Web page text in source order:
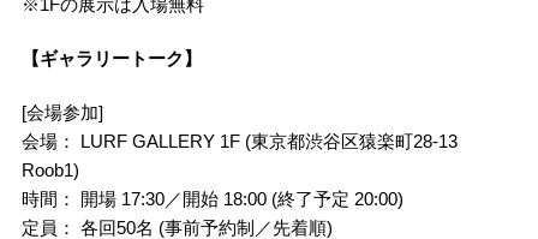
【ギャラリートーク】
[会場参加]
会場： LURF GALLERY 1F (東京都渋谷区猿楽町28-13
Roob1)
時間： 開場 17:30／開始 18:00 (終了予定 20:00)
定員： 各回50名 (事前予約制／先着順)